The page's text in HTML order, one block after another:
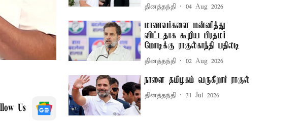
Us
தினத்தந்தி 04 Aug 2026
மாணவர்களை மன்னித்து
விட்டதாக கூறிய பிரதமர்
மோடிக்கு ராகுல்காந்தி பதிலடி
தினத்தந்தி 02 Aug 2026
நாளை தமிழகம் வருகிறார் ராகுல்
தினத்தந்தி 31 Jul 2026